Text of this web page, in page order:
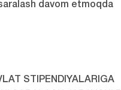
davom etmoqda
STIPENDIYALARIGA